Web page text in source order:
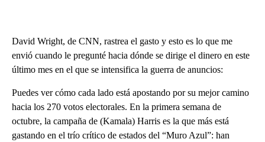
David Wright, de CNN, rastrea el gasto y esto es lo que me
envió cuando le pregunté hacia dónde se dirige el dinero en este
último mes en el que se intensifica la guerra de anuncios:
Puedes ver cómo cada lado está apostando por su mejor camino
hacia los 270 votos electorales. En la primera semana de
octubre, la campaña de (Kamala) Harris es la que más está
gastando en el trío crítico de estados del “Muro Azul”: han